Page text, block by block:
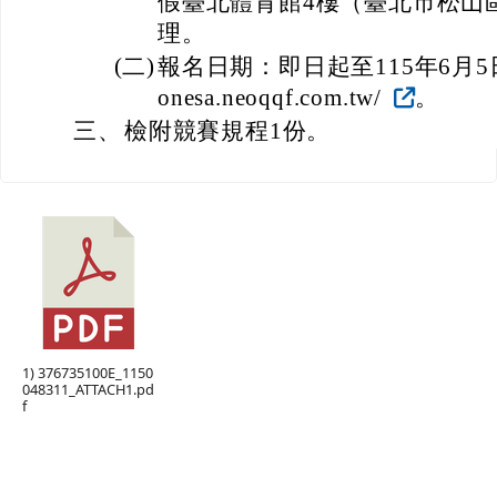
理。
(二)報名日期：即日起至115年6月
onesa.neoqqf.com.tw/
。
三、 檢附競賽規程1份。
1) 376735100E_1150
048311_ATTACH1.pd
f